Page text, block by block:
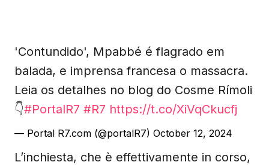
'Contundido', Mpabbé é flagrado em
balada, e imprensa francesa o massacra.
Leia os detalhes no blog do Cosme Rímoli
👇#PortalR7 #R7 https://t.co/XiVqCkucfj
— Portal R7.com (@portalR7) October 12, 2024
L’inchiesta, che è effettivamente in corso,